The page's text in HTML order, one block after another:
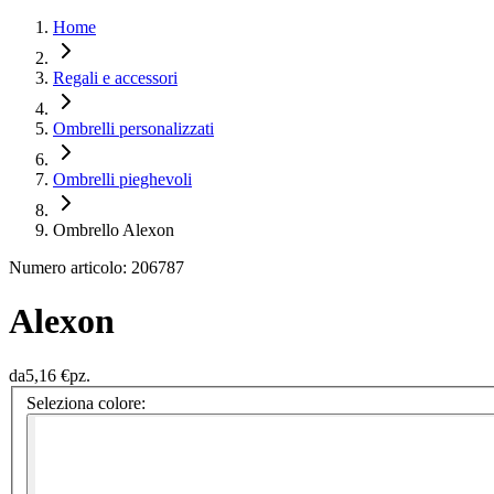
Home
Regali e accessori
Ombrelli personalizzati
Ombrelli pieghevoli
Ombrello Alexon
Numero articolo: 206787
Alexon
da5,16 €pz.
Seleziona colore: